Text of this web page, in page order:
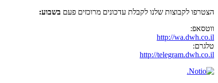
הצטרפו לקבוצות שלנו לקבלת עדכונים מרוכזים פעם בשבוע:
ווטסאפ:
http://wa.dwh.co.il
טלגרם:
http://telegram.dwh.co.il